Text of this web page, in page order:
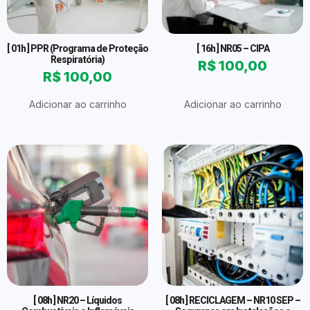
[ 01h ] PPR (Programa de Proteção
Respiratória)
R$100,00
Adicionar ao carrinho
[ 16h ] NR05 – CIPA
R$100,00
Adicionar ao carrinho
[ 08h ] NR20 – Líquidos
[ 08h ] RECICLAGEM – NR10 SEP –